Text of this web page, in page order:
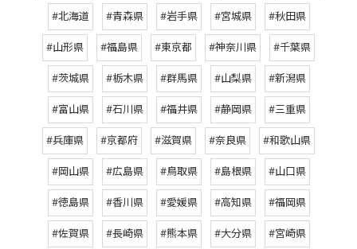
#北海道
#青森県 #岩手県 #宮城県
#秋田県
#山形県
#福島県 #東京都 #神奈川県
#千葉県
#茨城県
#栃木県 #群馬県 #山梨県
#新潟県
#富山県
#石川県 #福井県 #静岡県
#三重県
#兵庫県
#京都府 #滋賀県 #奈良県
#和歌山県
#岡山県
#広島県 #鳥取県 #島根県
#山口県
#徳島県
#香川県 #愛媛県 #高知県
#福岡県
#佐賀県
#長崎県 #熊本県 #大分県 #宮崎県